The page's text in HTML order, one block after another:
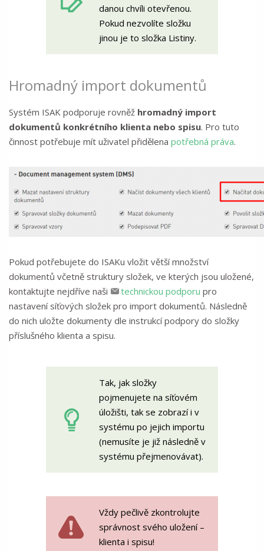
danou chvíli otevřenou.
Pokud nezvolíte složku
jinou je to složka Listiny.
Hromadný import dokumentů
Systém ISAK podporuje rovněž hromadný import
dokumentů konkrétního klienta nebo spisu. Pro tuto
činnost potřebuje mít uživatel přidělena potřebná práva.
Pokud potřebujete do ISAKu vložit větší množství
dokumentů včetně struktury složek, ve kterých jsou uložené,
kontaktujte nejdříve naši
technickou podporu pro
nastavení síťových složek pro import dokumentů. Následně
do nich uložte dokumenty dle instrukcí podpory do složky
příslušného klienta a spisu.
Tak, jak složky
pojmenujete na síťovém
úložišti, tak se zobrazí i v
systému po jejich importu
(nemusíte je již následně v
systému přejmenovávat).
Vždy pečlivě zkontrolujte
správnost svého uložení –
klienta i spisu!